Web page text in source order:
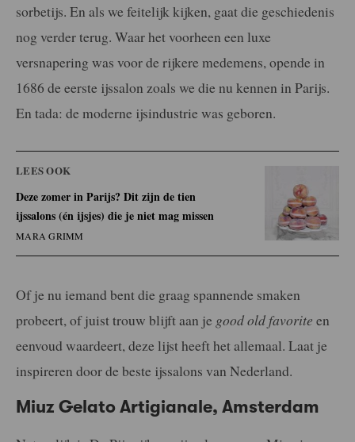
sorbetijs. En als we feitelijk kijken, gaat die geschiedenis
nog verder terug. Waar het voorheen een luxe
versnapering was voor de rijkere medemens, opende in
1686 de eerste ijssalon zoals we die nu kennen in Parijs.
En tada: de moderne ijsindustrie was geboren.
LEES OOK
Deze zomer in Parijs? Dit zijn de tien
ijssalons (én ijsjes) die je niet mag missen
MARA GRIMM
Of je nu iemand bent die graag spannende smaken
probeert, of juist trouw blijft aan je good old favorite en
eenvoud waardeert, deze lijst heeft het allemaal. Laat je
inspireren door de beste ijssalons van Nederland.
Miuz Gelato Artigianale, Amsterdam